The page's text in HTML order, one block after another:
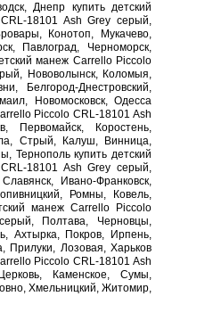
Днепр купить детский
18101 Ash Grey серый,
Конотоп, Мукачево,
Павлоград, Черноморск,
манеж Carrello Piccolo
Нововолынск, Коломыя,
Белгород-Днестровский,
Новомосковск, Одесса
Piccolo CRL-18101 Ash
Первомайск, Коростень,
Стрый, Калуш, Винница,
Тернополь купить детский
18101 Ash Grey серый,
Ивано-Франковск,
Ромны, Ковель,
манеж Carrello Piccolo
Полтава, Черновцы,
Ахтырка, Покров, Ирпень,
Прилуки, Лозовая, Харьков
Piccolo CRL-18101 Ash
Каменское, Сумы,
Хмельницкий, Житомир,